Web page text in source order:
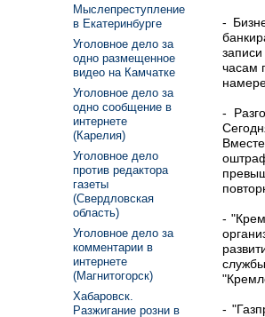
-
часам
-
-
-
Мыслепреступление
в Екатеринбурге
Уголовное дело за
одно размещенное
видео на Камчатке
Уголовное дело за
одно сообщение в
интернете
(Карелия)
Уголовное дело
против редактора
газеты
(Свердловская
область)
Уголовное дело за
комментарии в
интернете
(Магнитогорск)
Хабаровск.
Разжигание розни в